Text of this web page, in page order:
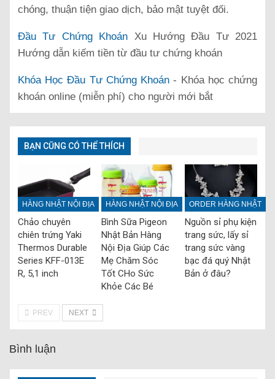
chóng, thuận tiện giao dịch, bảo mật tuyệt đối.
Đầu Tư Chứng Khoán Xu Hướng Đầu Tư 2021
Hướng dẫn kiếm tiền từ đầu tư chứng khoán
Khóa Học Đầu Tư Chứng Khoán - Khóa học chứng
khoán online (miễn phí) cho người mới bắt
BẠN CŨNG CÓ THỂ THÍCH
HÀNG NHẬT NỘI ĐỊA
Chảo chuyên
chiên trứng Yaki
Thermos Durable
Series KFF-013E
R, 5,1 inch
HÀNG NHẬT NỘI ĐỊA
Bình Sữa Pigeon
Nhật Bản Hàng
Nội Địa Giúp Các
Mẹ Chăm Sóc
Tốt CHo Sức
Khỏe Các Bé
ORDER HÀNG NHẬT
Nguồn sỉ phụ kiện
trang sức, lấy sỉ
trang sức vàng
bạc đá quý Nhật
Bản ở đâu?
PREV NEXT
Bình luận